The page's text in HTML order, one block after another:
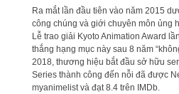
Ra mắt lần đầu tiên vào năm 2015
công chúng và giới chuyên môn ủng
Lễ trao giải Kyoto Animation Award
thắng hạng mục này sau 8 năm
2018, thương hiệu bắt đầu sở hữu
Series thành công đến nỗi đã được
myanimelist và đạt 8.4 trên IMDb.